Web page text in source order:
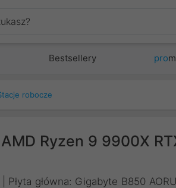
Bestsellery pro
robocze
Ryzen 9 9900X
główna: Gigabyte B850